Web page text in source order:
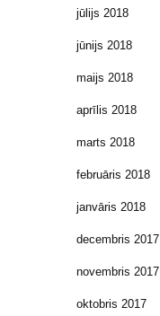
jūlijs 2018
jūnijs 2018
maijs 2018
aprīlis 2018
marts 2018
februāris 2018
janvāris 2018
decembris 2017
novembris 2017
oktobris 2017